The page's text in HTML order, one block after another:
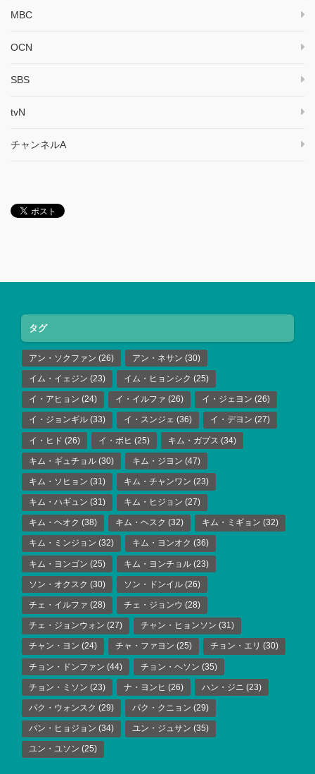
MBC
OCN
SBS
tvN
チャンネルA
タグ
アン・ソクファン (26) アン・ネサン (30)
イム・イェジン (23) イム・ヒョンシク (25)
イ・アヒョン (24) イ・イルファ (26) イ・ジェヨン (26)
イ・ジョンギル (33) イ・スンジェ (36) イ・デヨン (27)
イ・ヒド (26) イ・ボヒ (25) キム・ガプス (34)
キム・ギュチョル (30) キム・ジヨン (47)
キム・ソヒョン (31) キム・チャンワン (23)
キム・ハギュン (31) キム・ヒジョン (27)
キム・ヘオク (38) キム・ヘスク (32) キム・ミギョン (32)
キム・ミンジョン (32) キム・ヨンオク (36)
キム・ヨンゴン (25) キム・ヨンチョル (23)
ソン・オクスク (30) ソン・ドンイル (26)
チェ・イルファ (28) チェ・ジョンウ (28)
チェ・ジョンウォン (27) チャン・ヒョンソン (31)
チャン・ヨン (24) チャ・ファヨン (25) チョン・エリ (30)
チョン・ドンファン (44) チョン・ヘソン (35)
チョン・ミソン (23) ナ・ヨンヒ (26) ハン・ジニ (23)
パク・ウォンスク (29) パク・クニョン (29)
パン・ヒョジョン (34) ユン・ジュサン (35)
ユン・ユソン (25)